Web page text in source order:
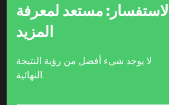
مستعد لمعرفة
المزيد
لا يوجد شيء أفضل من رؤية النتيجة
النهائية.